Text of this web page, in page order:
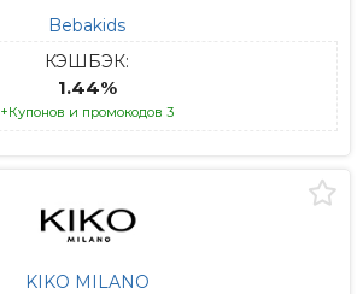
Bebakids
КЭШБЭК:
1.44%
+Купонов и промокодов 3
KIKO MILANO